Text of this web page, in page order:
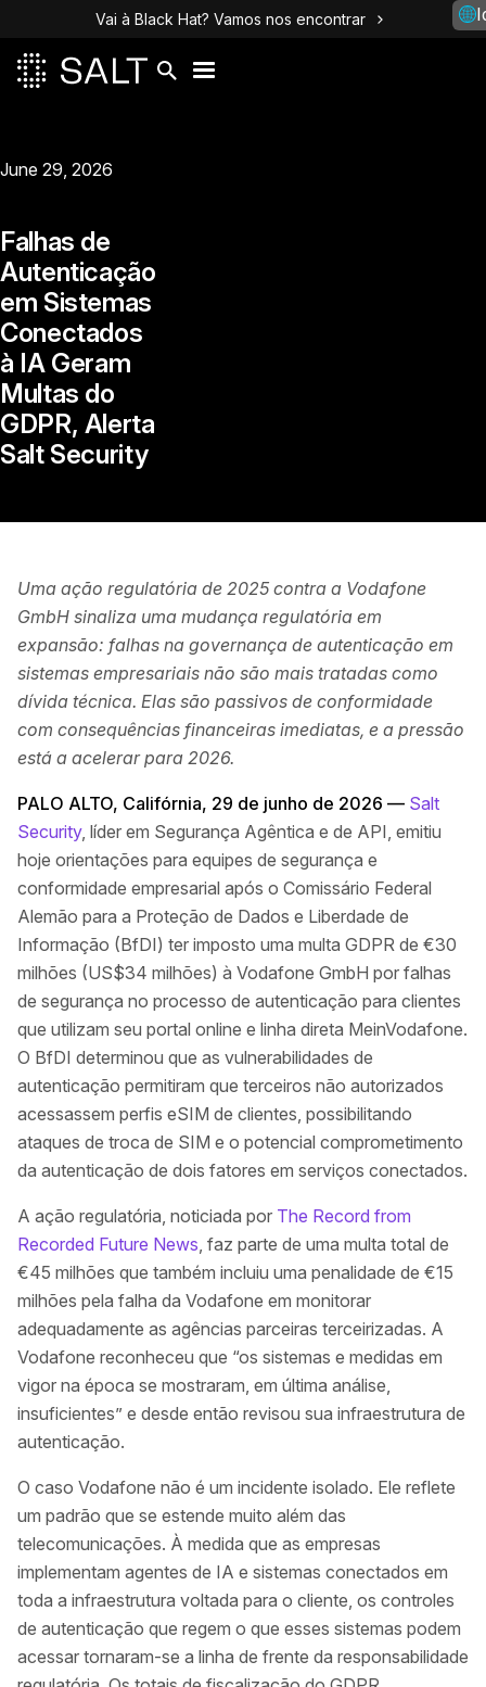
Vai à Black Hat? Vamos nos encontrar
June 29, 2026
Falhas de
Autenticação
em Sistemas
Conectados
à IA Geram
Multas do
GDPR, Alerta
Salt Security
Uma ação regulatória de 2025 contra a Vodafone
GmbH sinaliza uma mudança regulatória em
expansão: falhas na governança de autenticação em
sistemas empresariais não são mais tratadas como
dívida técnica. Elas são passivos de conformidade
com consequências financeiras imediatas, e a pressão
está a acelerar para 2026.
PALO ALTO, Califórnia, 29 de junho de 2026 — Salt
Security, líder em Segurança Agêntica e de API, emitiu
hoje orientações para equipes de segurança e
conformidade empresarial após o Comissário Federal
Alemão para a Proteção de Dados e Liberdade de
Informação (BfDI) ter imposto uma multa GDPR de €30
milhões (US$34 milhões) à Vodafone GmbH por falhas
de segurança no processo de autenticação para clientes
que utilizam seu portal online e linha direta MeinVodafone.
O BfDI determinou que as vulnerabilidades de
autenticação permitiram que terceiros não autorizados
acessassem perfis eSIM de clientes, possibilitando
ataques de troca de SIM e o potencial comprometimento
da autenticação de dois fatores em serviços conectados.
A ação regulatória, noticiada por The Record from
Recorded Future News, faz parte de uma multa total de
€45 milhões que também incluiu uma penalidade de €15
milhões pela falha da Vodafone em monitorar
adequadamente as agências parceiras terceirizadas. A
Vodafone reconheceu que “os sistemas e medidas em
vigor na época se mostraram, em última análise,
insuficientes” e desde então revisou sua infraestrutura de
autenticação.
O caso Vodafone não é um incidente isolado. Ele reflete
um padrão que se estende muito além das
telecomunicações. À medida que as empresas
implementam agentes de IA e sistemas conectados em
toda a infraestrutura voltada para o cliente, os controles
de autenticação que regem o que esses sistemas podem
acessar tornaram-se a linha de frente da responsabilidade